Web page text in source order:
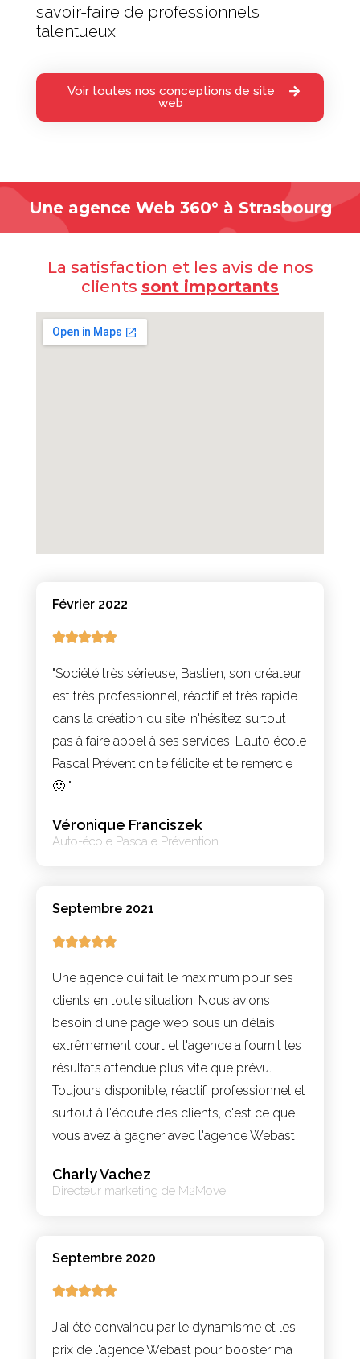
savoir-faire de professionnels
talentueux.
Voir toutes nos conceptions de site
web
Une agence Web 360° à Strasbourg
La satisfaction et les avis de nos
clients sont importants
Février 2022

"Société très sérieuse, Bastien, son créateur
est très professionnel, réactif et très rapide
dans la création du site, n'hésitez surtout
pas à faire appel à ses services. L'auto école
Pascal Prévention te félicite et te remercie
🙂 "
Véronique Franciszek
Auto-école Pascale Prévention
Septembre 2021

Une agence qui fait le maximum pour ses
clients en toute situation. Nous avions
besoin d'une page web sous un délais
extrêmement court et l'agence a fournit les
résultats attendue plus vite que prévu.
Toujours disponible, réactif, professionnel et
surtout à l'écoute des clients, c'est ce que
vous avez à gagner avec l'agence Webast
Charly Vachez
Directeur marketing de M2Move
Septembre 2020

J'ai été convaincu par le dynamisme et les
prix de l'agence Webast pour booster ma